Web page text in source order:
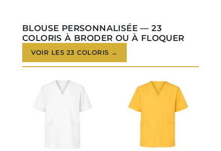
BLOUSE PERSONNALISÉE — 23
COLORIS À BRODER OU À FLOQUER
VOIR LES 23 COLORIS →